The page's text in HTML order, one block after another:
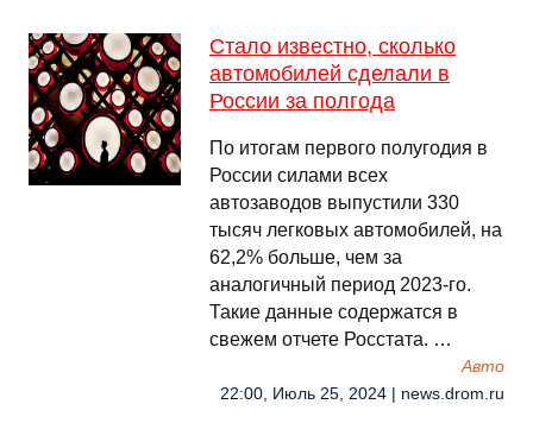
Стало известно, сколько
автомобилей сделали в
России за полгода
По итогам первого полугодия в
России силами всех
автозаводов выпустили 330
тысяч легковых автомобилей, на
62,2% больше, чем за
аналогичный период 2023-го.
Такие данные содержатся в
свежем отчете Росстата. …
Авто
22:00, Июль 25, 2024 | news.drom.ru